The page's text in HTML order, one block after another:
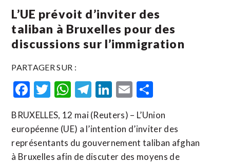
L’UE prévoit d’inviter des
taliban à Bruxelles pour des
discussions sur l’immigration
PARTAGER SUR :
Facebook
Twitter
WhatsApp
Telegram
LinkedIn
Email
BRUXELLES, 12 mai (Reuters) – L’Union
européenne (UE) a l’intention d’inviter des
représentants du gouvernement taliban afghan
à Bruxelles afin de discuter des moyens de